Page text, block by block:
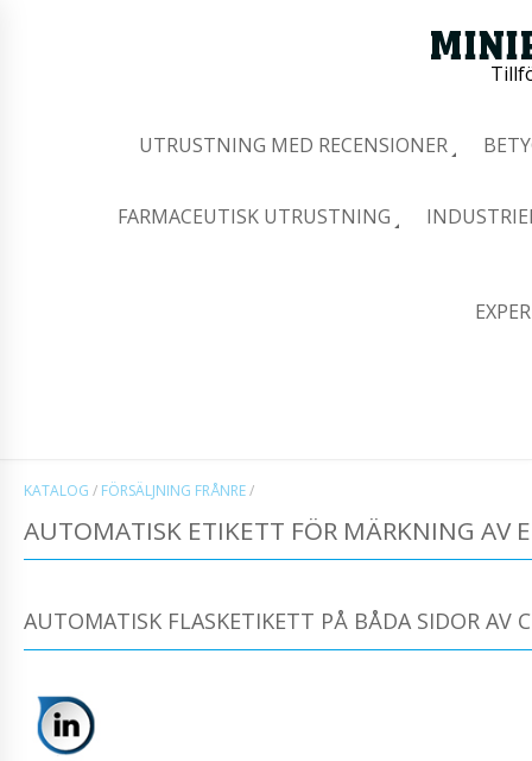
UTRUSTNING MED RECENSIONER
FARMACEUTISK UTRUSTNING
KATALOG / FÖRSÄLJNING FRÅNRE/
AUTOMATISK ETIKETT FÖR MÄRKNING AV
AUTOMATISK FLASKETIKETT PÅ BÅDA SIDOR AV